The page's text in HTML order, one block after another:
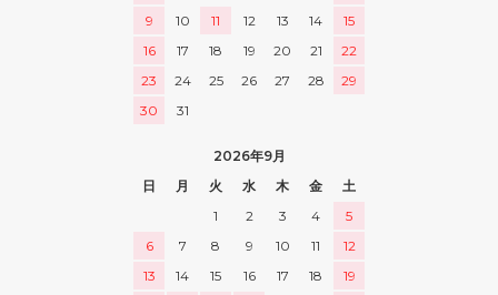
9
10 11 12 13 14
15
16
17 18 19 20 21
22
23
24 25 26 27 28
29
30
31
2026年9月
日
月 火 水 木 金
土
1
2 3 4
5
6
7 8 9 10 11
12
13
14 15 16 17 18
19